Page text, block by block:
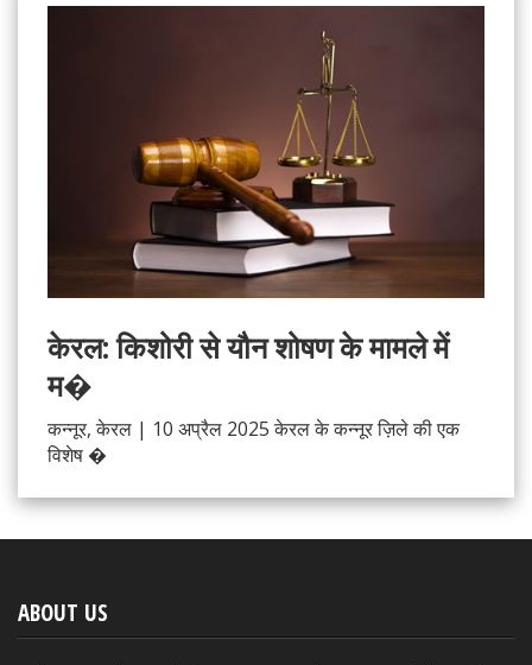
केरल: किशोरी से यौन शोषण के मामले में
म�
कन्नूर, केरल | 10 अप्रैल 2025 केरल के कन्नूर ज़िले की एक
विशेष �
ABOUT US